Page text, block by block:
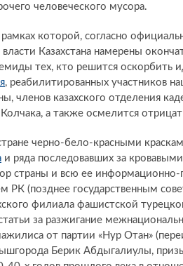
человеческого мусора.
которой, согласно
Казахстана намерены
тех, кто решится оскорбить
, реабилитированных участников
членов казахского отделения
а также осмелится
черно-бело-красными
и ряда последовавших за
страны и всю ее информационно-
РК (позднее государственным
филиала фашистской
за разжигание
от партии «Нур Отан»
Берик Абдыгалиулы,